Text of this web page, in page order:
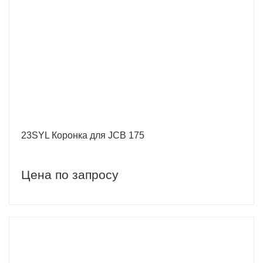
23SYL Коронка для JCB 175
Цена по запросу